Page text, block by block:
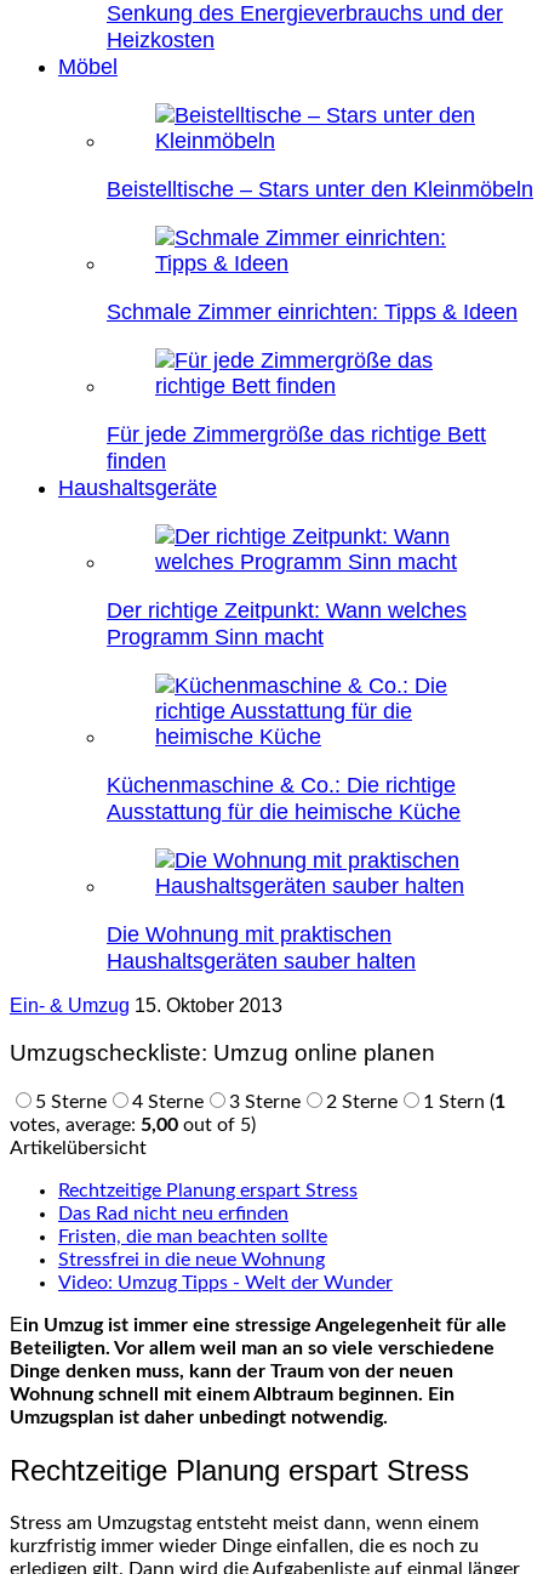
Senkung des Energieverbrauchs und der
Heizkosten
Möbel
Beistelltische – Stars unter den Kleinmöbeln
Schmale Zimmer einrichten: Tipps & Ideen
Für jede Zimmergröße das richtige Bett
finden
Haushaltsgeräte
Der richtige Zeitpunkt: Wann welches
Programm Sinn macht
Küchenmaschine & Co.: Die richtige
Ausstattung für die heimische Küche
Die Wohnung mit praktischen
Haushaltsgeräten sauber halten
Ein- & Umzug 15. Oktober 2013
Umzugscheckliste: Umzug online planen
5 Sterne 4 Sterne 3 Sterne 2 Sterne 1 Stern (1
votes, average: 5,00 out of 5)
Artikelübersicht
Rechtzeitige Planung erspart Stress
Das Rad nicht neu erfinden
Fristen, die man beachten sollte
Stressfrei in die neue Wohnung
Video: Umzug Tipps - Welt der Wunder
Ein Umzug ist immer eine stressige Angelegenheit für alle
Beteiligten. Vor allem weil man an so viele verschiedene
Dinge denken muss, kann der Traum von der neuen
Wohnung schnell mit einem Albtraum beginnen. Ein
Umzugsplan ist daher unbedingt notwendig.
Rechtzeitige Planung erspart Stress
Stress am Umzugstag entsteht meist dann, wenn einem
kurzfristig immer wieder Dinge einfallen, die es noch zu
erledigen gilt. Dann wird die Aufgabenliste auf einmal länger